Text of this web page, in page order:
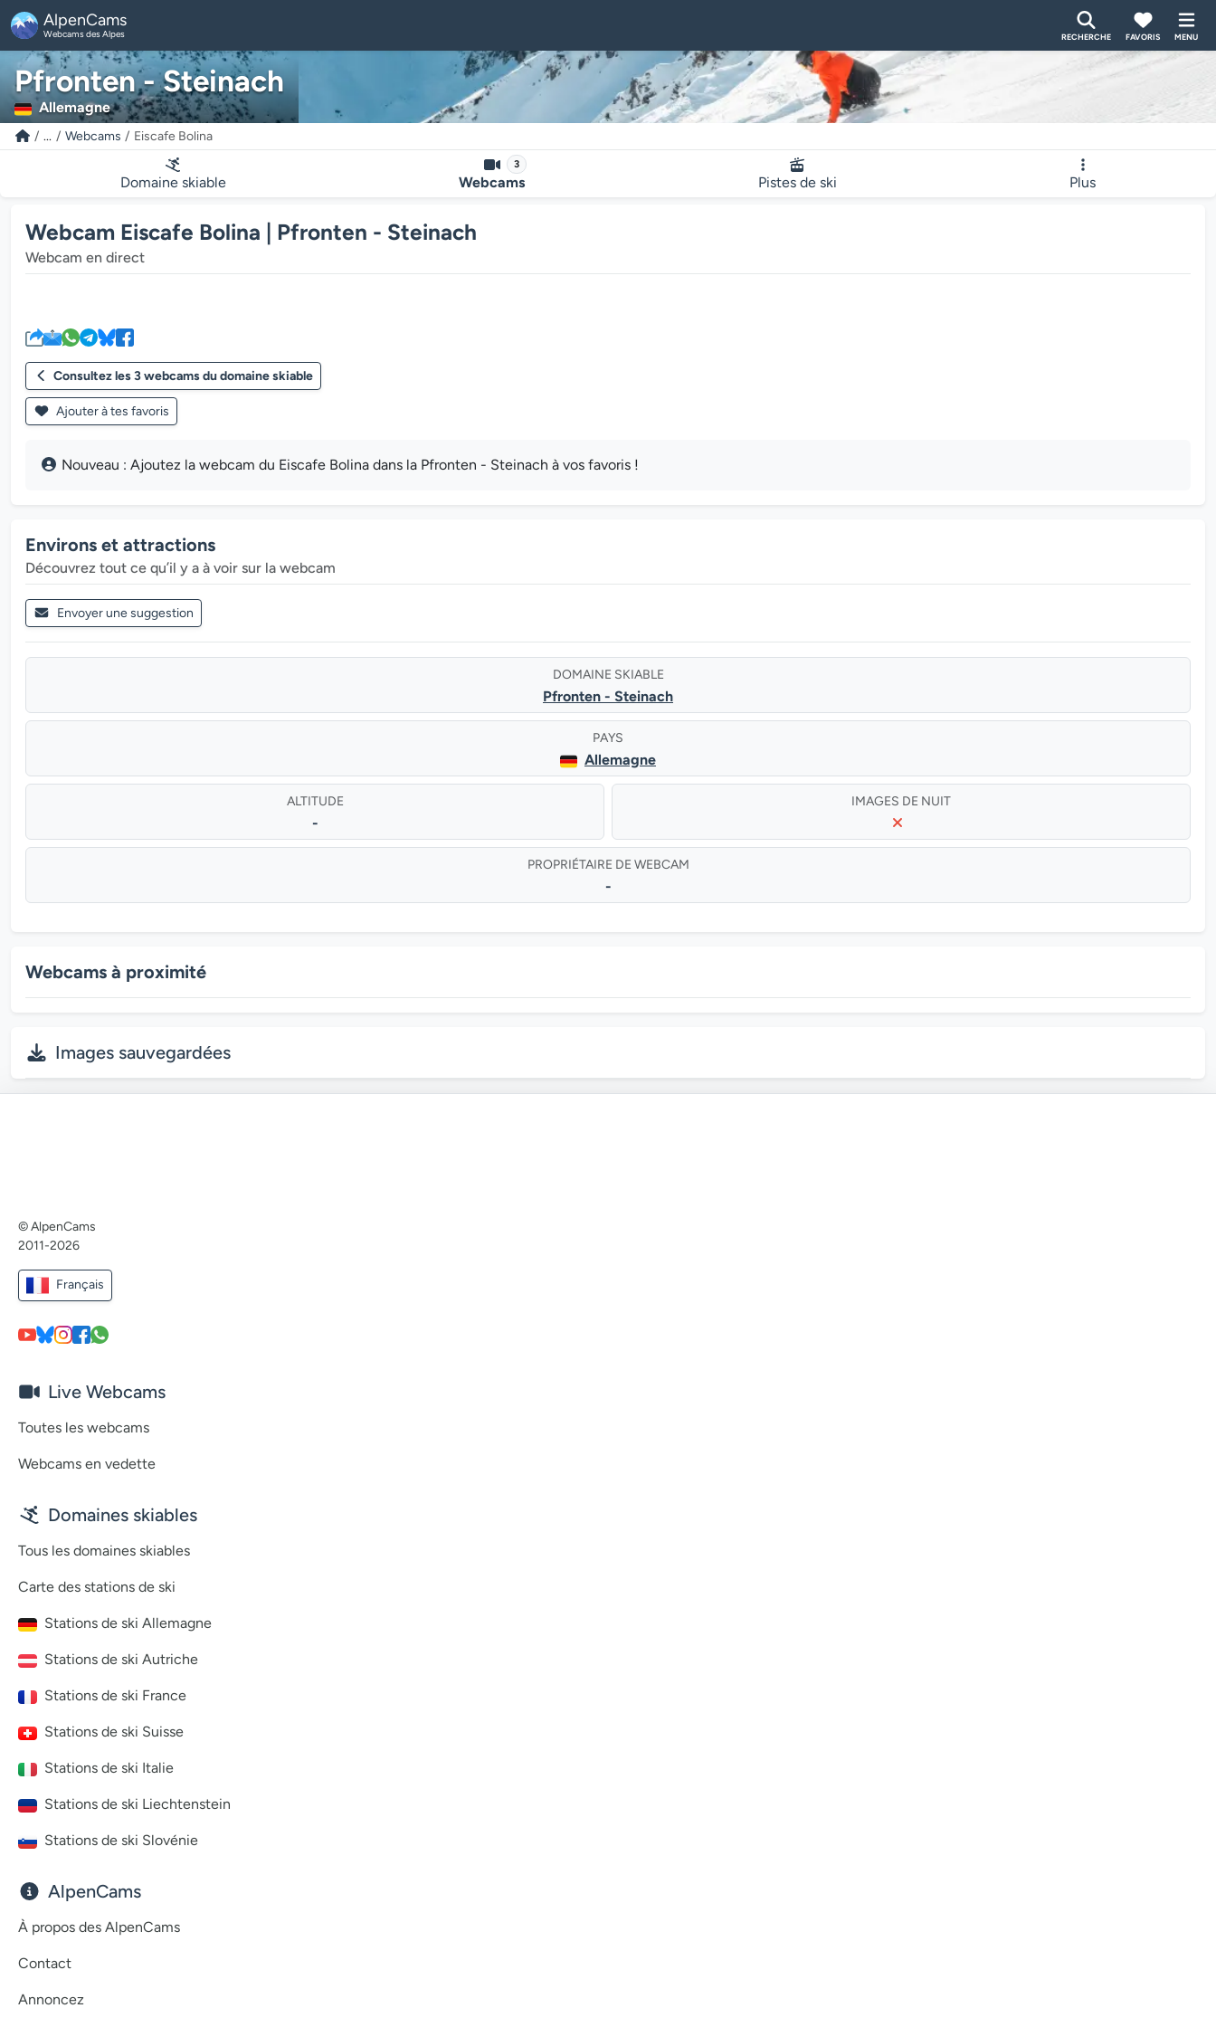
AlpenCams
Webcams des Alpes RECHERCHE FAVORIS MENU
Pfronten - Steinach
Allemagne
... Webcams Eiscafe Bolina
Domaine skiable
3
Webcams Pistes de ski Plus
Webcam Eiscafe Bolina | Pfronten - Steinach
Webcam en direct
Consultez les 3 webcams du domaine skiable
Ajouter à tes favoris
Nouveau : Ajoutez la webcam du Eiscafe Bolina dans la Pfronten - Steinach à vos favoris !
Environs et attractions
Découvrez tout ce qu’il y a à voir sur la webcam
Envoyer une suggestion
DOMAINE SKIABLE
Pfronten - Steinach
PAYS
Allemagne
ALTITUDE
-
IMAGES DE NUIT
PROPRIÉTAIRE DE WEBCAM
-
Webcams à proximité
Images sauvegardées
© AlpenCams
2011-2026
Français
Live Webcams
Toutes les webcams
Webcams en vedette
Domaines skiables
Tous les domaines skiables
Carte des stations de ski
Stations de ski Allemagne
Stations de ski Autriche
Stations de ski France
Stations de ski Suisse
Stations de ski Italie
Stations de ski Liechtenstein
Stations de ski Slovénie
AlpenCams
À propos des AlpenCams
Contact
Annoncez